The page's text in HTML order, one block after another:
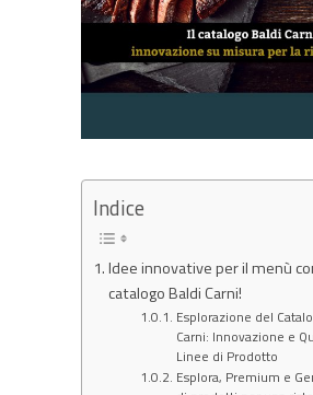
Indice
Idee innovative per il menù
catalogo Baldi Carni!
Esplorazione del
Carni: Innovazione e
Linee di Prodotto
Esplora, Premium e